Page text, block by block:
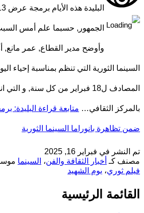
الجمهور, حسبما علم أمس
وأوضح مدير القطاع, عمر مانع,
السينما الثورية التي تنظم بمناسبة إحياء
المصادف ل18 فبراير من كل سنة,
بالمركز الثقافي… متابعة قراءة
ضمن تظاهرة بانوراما السينما الثورية
تم النشر في فبراير 16, 2025
مصنف كـ أخبار الثقافة والفن، السينما
فيلم ثوري، يوم الشهيد
القائمة الرئيسية